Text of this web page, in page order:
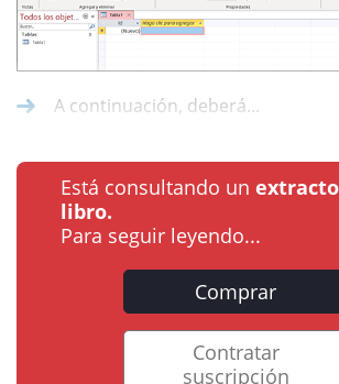
A continuación, deberá...
Está consultando un
libro.
Para seguir leyendo...
Comprar
Contratar
suscripción